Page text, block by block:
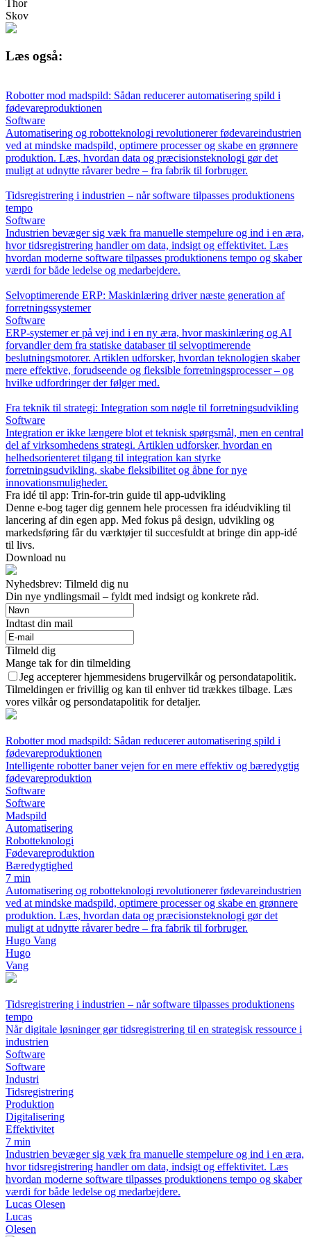
Thor
Skov
Læs også:
Robotter mod madspild: Sådan reducerer automatisering spild i
fødevareproduktionen
Software
Automatisering og robotteknologi revolutionerer fødevareindustrien
ved at mindske madspild, optimere processer og skabe en grønnere
produktion. Læs, hvordan data og præcisionsteknologi gør det
muligt at udnytte råvarer bedre – fra fabrik til forbruger.
Tidsregistrering i industrien – når software tilpasses produktionens
tempo
Software
Industrien bevæger sig væk fra manuelle stempelure og ind i en æra,
hvor tidsregistrering handler om data, indsigt og effektivitet. Læs
hvordan moderne software tilpasses produktionens tempo og skaber
værdi for både ledelse og medarbejdere.
Selvoptimerende ERP: Maskinlæring driver næste generation af
forretningssystemer
Software
ERP-systemer er på vej ind i en ny æra, hvor maskinlæring og AI
forvandler dem fra statiske databaser til selvoptimerende
beslutningsmotorer. Artiklen udforsker, hvordan teknologien skaber
mere effektive, forudseende og fleksible forretningsprocesser – og
hvilke udfordringer der følger med.
Fra teknik til strategi: Integration som nøgle til forretningsudvikling
Software
Integration er ikke længere blot et teknisk spørgsmål, men en central
del af virksomhedens strategi. Artiklen udforsker, hvordan en
helhedsorienteret tilgang til integration kan styrke
forretningsudvikling, skabe fleksibilitet og åbne for nye
innovationsmuligheder.
Fra idé til app: Trin-for-trin guide til app-udvikling
Denne e-bog tager dig gennem hele processen fra idéudvikling til
lancering af din egen app. Med fokus på design, udvikling og
markedsføring får du værktøjer til succesfuldt at bringe din app-idé
til livs.
Download nu
Nyhedsbrev: Tilmeld dig nu
Din nye yndlingsmail – fyldt med indsigt og konkrete råd.
Indtast din mail
Tilmeld dig
Mange tak for din tilmelding
Jeg accepterer hjemmesidens brugervilkår og persondatapolitik.
Tilmeldingen er frivillig og kan til enhver tid trækkes tilbage. Læs
vores vilkår og persondatapolitik for detaljer.
Robotter mod madspild: Sådan reducerer automatisering spild i
fødevareproduktionen
Intelligente robotter baner vejen for en mere effektiv og bæredygtig
fødevareproduktion
Software
Software
Madspild
Automatisering
Robotteknologi
Fødevareproduktion
Bæredygtighed
7 min
Automatisering og robotteknologi revolutionerer fødevareindustrien
ved at mindske madspild, optimere processer og skabe en grønnere
produktion. Læs, hvordan data og præcisionsteknologi gør det
muligt at udnytte råvarer bedre – fra fabrik til forbruger.
Hugo Vang
Hugo
Vang
Tidsregistrering i industrien – når software tilpasses produktionens
tempo
Når digitale løsninger gør tidsregistrering til en strategisk ressource i
industrien
Software
Software
Industri
Tidsregistrering
Produktion
Digitalisering
Effektivitet
7 min
Industrien bevæger sig væk fra manuelle stempelure og ind i en æra,
hvor tidsregistrering handler om data, indsigt og effektivitet. Læs
hvordan moderne software tilpasses produktionens tempo og skaber
værdi for både ledelse og medarbejdere.
Lucas Olesen
Lucas
Olesen